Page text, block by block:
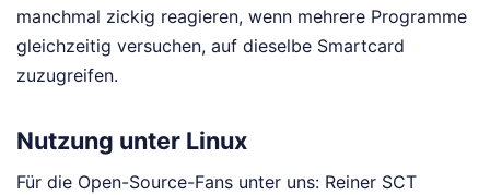
manchmal zickig reagieren, wenn mehrere Programme
gleichzeitig versuchen, auf dieselbe Smartcard
zuzugreifen.
Nutzung unter Linux
Für die Open-Source-Fans unter uns: Reiner SCT